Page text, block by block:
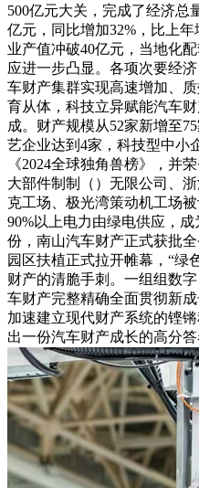
500亿元大关，完成了经济总
亿元，同比增加32%，比上
业产值冲破40亿元，当地化
应进一步凸显。各项次要经
车财产集群实现高速增加、
育从体，科技立异赋能汽车
成。财产规模从52家新增至
艺企业达到4家，科技型中小
《2024全球独角兽榜》，并
大部件制制（）无限公司、
克工场、极光湾策动机工场
90%以上电力由绿电供应，成
份，南山汽车财产正式获批
园区扶植正式拉开帷幕，“绿
财产的清脆手刺。一组组数
车财产完整精确全面贯彻新
加速建立现代财产系统的铿
出一份汽车财产成长的高分答